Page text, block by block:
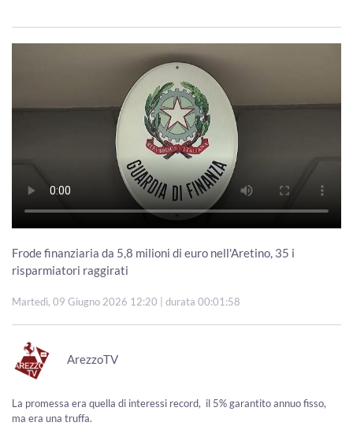
Frode finanziaria da 5,8 milioni di euro nell'Aretino, 35 i
risparmiatori raggirati
Martedì, 09 Giugno 2026 12:20 | durata 00:01:58
ArezzoTV
La promessa era quella di interessi record, il 5% garantito annuo fisso,
ma era una truffa.